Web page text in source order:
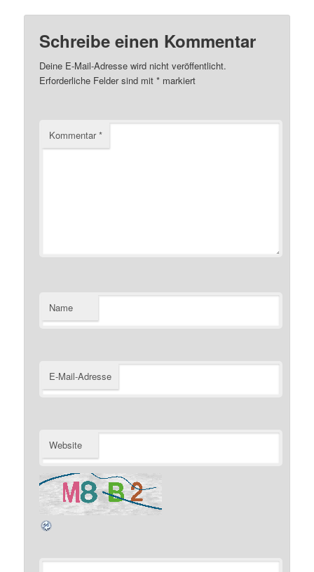
Schreibe einen Kommentar
Deine E-Mail-Adresse wird nicht veröffentlicht.
Erforderliche Felder sind mit* markiert
Kommentar*
Name
E-Mail-Adresse
Website